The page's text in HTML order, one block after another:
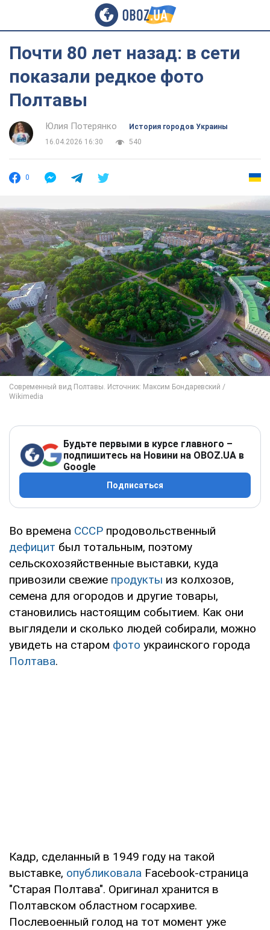
Почти 80 лет назад: в сети
показали редкое фото
Полтавы
Юлия Потерянко
История городов Украины
16.04.2026 16:30
540
0
Будьте первыми в курсе главного –
подпишитесь на Новини на OBOZ.UA в
Google
Подписаться
Во времена СССР продовольственный
дефицит был тотальным, поэтому
сельскохозяйственные выставки, куда
привозили свежие продукты из колхозов,
семена для огородов и другие товары,
становились настоящим событием. Как они
выглядели и сколько людей собирали, можно
увидеть на старом фото украинского города
Полтава.
Кадр, сделанный в 1949 году на такой
выставке, опубликовала Facebook-страница
"Старая Полтава". Оригинал хранится в
Полтавском областном госархиве.
Послевоенный голод на тот момент уже